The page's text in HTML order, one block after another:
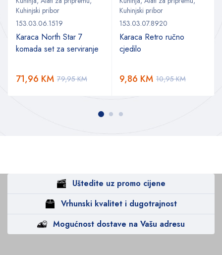
Kuhinjski pribor
153.03.06.1519
Karaca North Star 7
komada set za serviranje
79,95KM
71,96 KM
Kuhinjski pribor
153.03.07.8920
Karaca Retro ručno
cjedilo
10,95KM
9,86 KM
Uštedite uz promo cijene
Vrhunski kvalitet i dugotrajnost
Mogućnost dostave na Vašu adresu